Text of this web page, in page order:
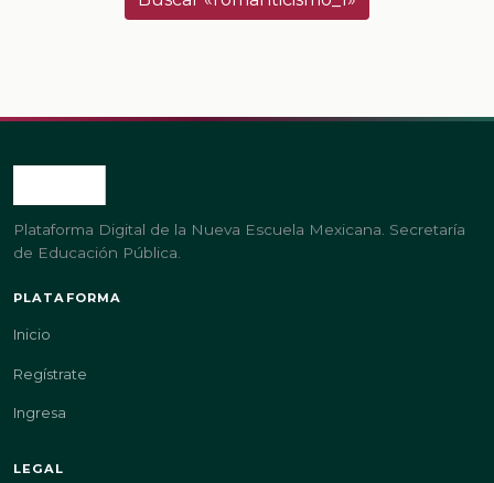
Plataforma Digital de la Nueva Escuela Mexicana. Secretaría
de Educación Pública.
PLATAFORMA
Inicio
Regístrate
Ingresa
LEGAL